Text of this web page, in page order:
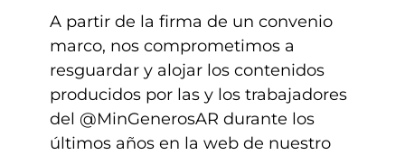
A partir de la firma de un convenio
marco, nos comprometimos a
resguardar y alojar los contenidos
producidos por las y los trabajadores
del @MinGenerosAR durante los
últimos años en la web de nuestro